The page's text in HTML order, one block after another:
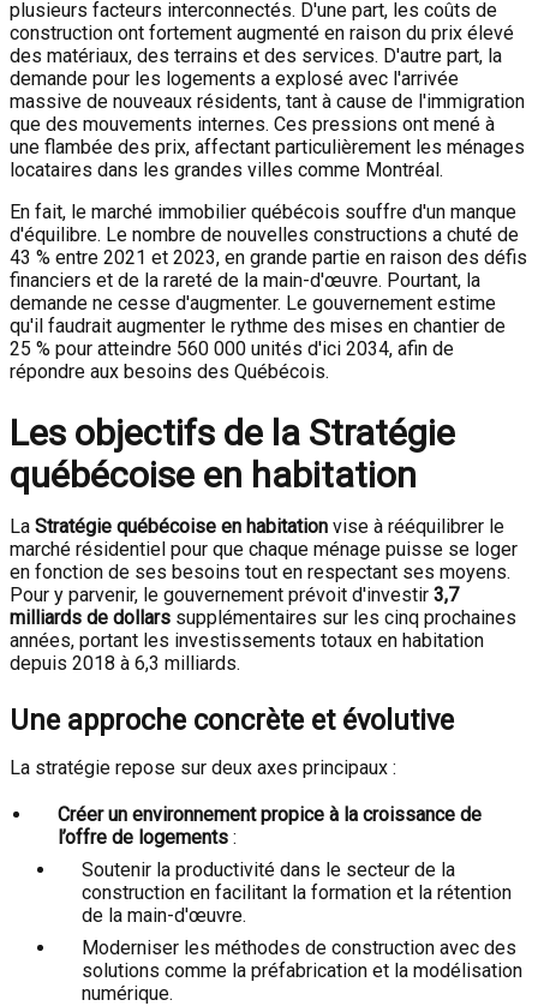
plusieurs facteurs interconnectés. D'une part, les coûts de
construction ont fortement augmenté en raison du prix élevé
des matériaux, des terrains et des services. D'autre part, la
demande pour les logements a explosé avec l'arrivée
massive de nouveaux résidents, tant à cause de l'immigration
que des mouvements internes. Ces pressions ont mené à
une flambée des prix, affectant particulièrement les ménages
locataires dans les grandes villes comme Montréal.
En fait, le marché immobilier québécois souffre d'un manque
d'équilibre. Le nombre de nouvelles constructions a chuté de
43 % entre 2021 et 2023, en grande partie en raison des défis
financiers et de la rareté de la main-d'œuvre. Pourtant, la
demande ne cesse d'augmenter. Le gouvernement estime
qu'il faudrait augmenter le rythme des mises en chantier de
25 % pour atteindre 560 000 unités d'ici 2034, afin de
répondre aux besoins des Québécois.
Les objectifs de la Stratégie
québécoise en habitation
La Stratégie québécoise en habitation vise à rééquilibrer le
marché résidentiel pour que chaque ménage puisse se loger
en fonction de ses besoins tout en respectant ses moyens.
Pour y parvenir, le gouvernement prévoit d'investir 3,7
milliards de dollars supplémentaires sur les cinq prochaines
années, portant les investissements totaux en habitation
depuis 2018 à 6,3 milliards.
Une approche concrète et évolutive
La stratégie repose sur deux axes principaux :
Créer un environnement propice à la croissance de
l’offre de logements :
Soutenir la productivité dans le secteur de la
construction en facilitant la formation et la rétention
de la main-d'œuvre.
Moderniser les méthodes de construction avec des
solutions comme la préfabrication et la modélisation
numérique.